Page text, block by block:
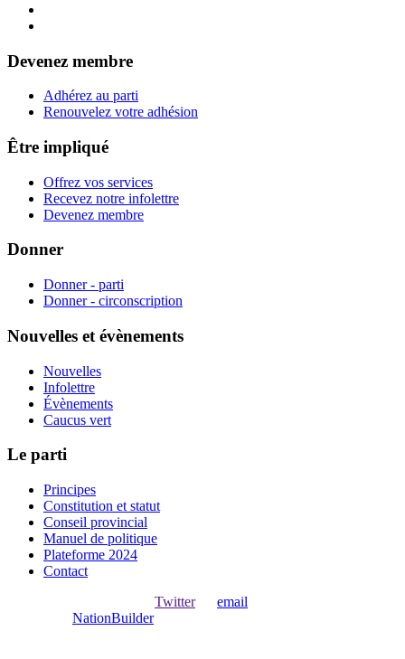
Devenez membre
Adhérez au parti
Renouvelez votre adhésion
Être impliqué
Offrez vos services
Recevez notre infolettre
Devenez membre
Donner
Donner - parti
Donner - circonscription
Nouvelles et évènements
Nouvelles
Infolettre
Évènements
Caucus vert
Le parti
Principes
Constitution et statut
Conseil provincial
Manuel de politique
Plateforme 2024
Contact
Twitterou email
NationBuilder